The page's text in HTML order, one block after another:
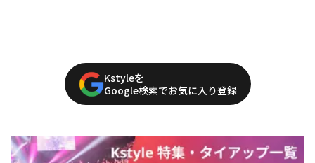
Kstyleを
Google検索でお気に入り登録